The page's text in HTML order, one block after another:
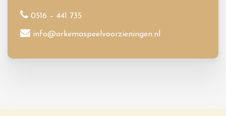
0516 – 441 735
info@arkemaspeelvoorzieningen.nl